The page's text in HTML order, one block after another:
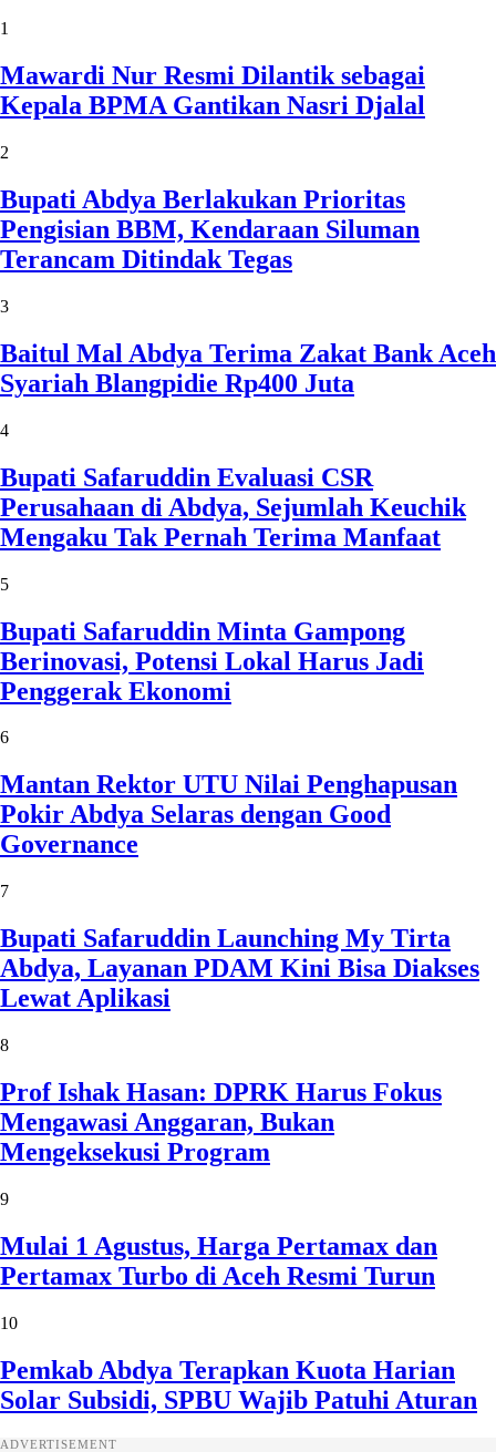
1
Mawardi Nur Resmi Dilantik sebagai
Kepala BPMA Gantikan Nasri Djalal
2
Bupati Abdya Berlakukan Prioritas
Pengisian BBM, Kendaraan Siluman
Terancam Ditindak Tegas
3
Baitul Mal Abdya Terima Zakat Bank Aceh
Syariah Blangpidie Rp400 Juta
4
Bupati Safaruddin Evaluasi CSR
Perusahaan di Abdya, Sejumlah Keuchik
Mengaku Tak Pernah Terima Manfaat
5
Bupati Safaruddin Minta Gampong
Berinovasi, Potensi Lokal Harus Jadi
Penggerak Ekonomi
6
Mantan Rektor UTU Nilai Penghapusan
Pokir Abdya Selaras dengan Good
Governance
7
Bupati Safaruddin Launching My Tirta
Abdya, Layanan PDAM Kini Bisa Diakses
Lewat Aplikasi
8
Prof Ishak Hasan: DPRK Harus Fokus
Mengawasi Anggaran, Bukan
Mengeksekusi Program
9
Mulai 1 Agustus, Harga Pertamax dan
Pertamax Turbo di Aceh Resmi Turun
10
Pemkab Abdya Terapkan Kuota Harian
Solar Subsidi, SPBU Wajib Patuhi Aturan
ADVERTISEMENT